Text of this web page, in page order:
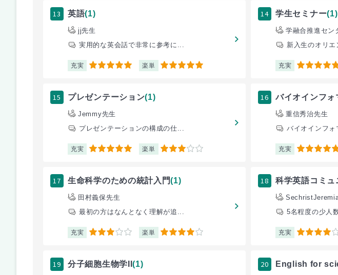
13 英語(1)
jj先生
実用的な英会話で非常に参考に...
充実 5 楽単 5
14 学生セミナー(1)
学融合推進セン
新入生のオリエ
充実 5
15 プレゼンテーション(1)
Jemmy先生
プレゼンテーションの構成の仕...
充実 5 楽単 3
16 バイオインフォ
重信秀治先生
バイオインフォ
充実 5
17 生命科学のための統計入門(1)
田村義保先生
最初の方はなんとなく理解が追...
充実 3 楽単 4
18 科学英語コミュ
5名程度の少人
充実 4
19 分子細胞生物学II(1) 20 English for